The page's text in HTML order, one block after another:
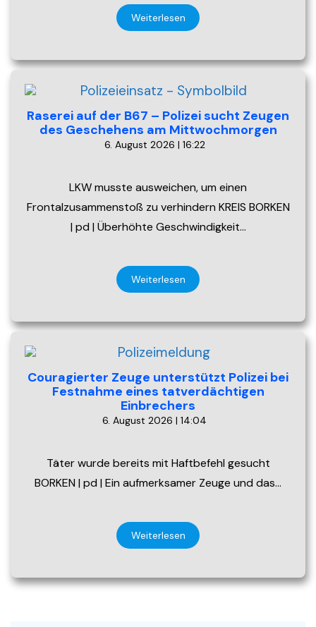
Weiterlesen
Raserei auf der B67 – Polizei sucht Zeugen
des Geschehens am Mittwochmorgen
6. August 2026 | 16:22
LKW musste ausweichen, um einen
Frontalzusammenstoß zu verhindern KREIS BORKEN
| pd | Überhöhte Geschwindigkeit…
Weiterlesen
Couragierter Zeuge unterstützt Polizei bei
Festnahme eines tatverdächtigen
Einbrechers
6. August 2026 | 14:04
Täter wurde bereits mit Haftbefehl gesucht
BORKEN | pd | Ein aufmerksamer Zeuge und das…
Weiterlesen